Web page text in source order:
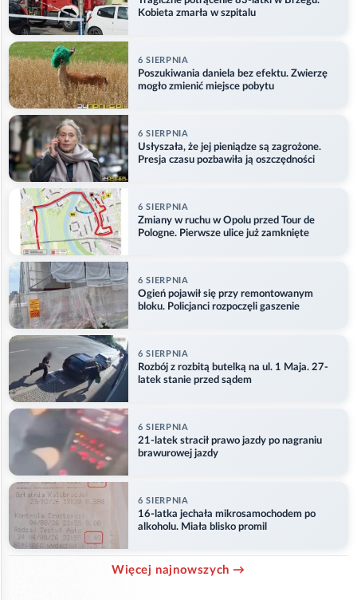
Kobieta zmarła w szpitalu
6 SIERPNIA
Poszukiwania daniela bez efektu. Zwierzę
mogło zmienić miejsce pobytu
6 SIERPNIA
Usłyszała, że jej pieniądze są zagrożone.
Presja czasu pozbawiła ją oszczędności
6 SIERPNIA
Zmiany w ruchu w Opolu przed Tour de
Pologne. Pierwsze ulice już zamknięte
6 SIERPNIA
Ogień pojawił się przy remontowanym
bloku. Policjanci rozpoczęli gaszenie
6 SIERPNIA
Rozbój z rozbitą butelką na ul. 1 Maja. 27-
latek stanie przed sądem
6 SIERPNIA
21-latek stracił prawo jazdy po nagraniu
brawurowej jazdy
6 SIERPNIA
16-latka jechała mikrosamochodem po
alkoholu. Miała blisko promil
Więcej najnowszych →